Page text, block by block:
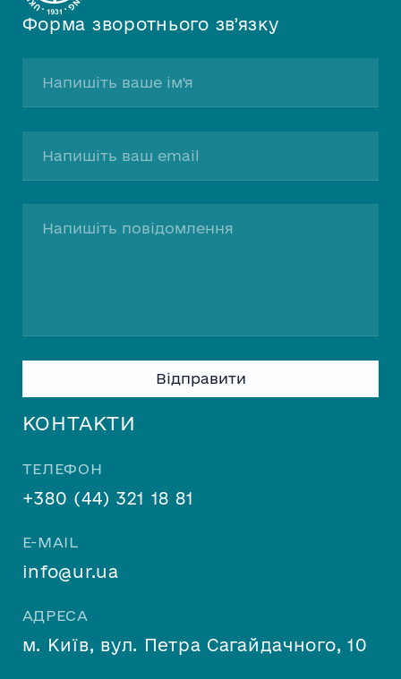
КОНТАКТИ
ТЕЛЕФОН
+380 (44) 321 18 81
E-MAIL
info@ur.ua
АДРЕСА
м. Київ, вул. Петра Сагайдачного, 10
Форма зворотнього звʼязку
Please leave this field empty.